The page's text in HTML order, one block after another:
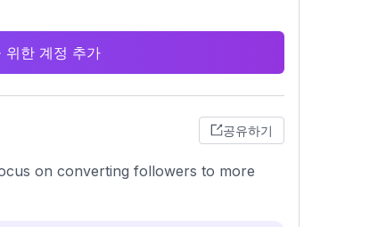
한 계정 추가
공유하기
on converting followers to more